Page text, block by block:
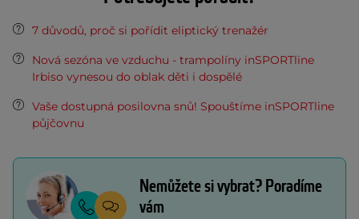
7 důvodů, proč si pořídit eliptický trenažér
Nová sezóna ve vzduchu - trampolíny inSPORTline
Irbiso vynesou do oblak děti i dospělé
Vaše dostupná posilovna snů! Spouštíme inSPORTline
půjčovnu
Nemůžete si vybrat? Poradíme
vám